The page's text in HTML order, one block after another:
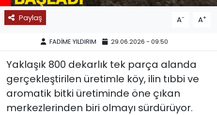
Paylaş A- A+
FADİME YILDIRIM 29.06.2026 - 09:50
Yaklaşık 800 dekarlık tek parça alanda
gerçekleştirilen üretimle köy, ilin tıbbi ve
aromatik bitki üretiminde öne çıkan
merkezlerinden biri olmayı sürdürüyor.